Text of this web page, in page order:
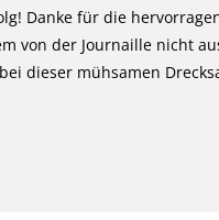
Danke für die
von der Journaille nicht
dieser mühsamen